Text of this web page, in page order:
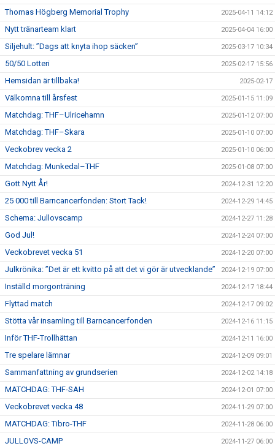
Thomas Högberg Memorial Trophy 2025-04-11 14:12
Nytt tränarteam klart 2025-04-04 16:00
Siljehult: ”Dags att knyta ihop säcken” 2025-03-17 10:34
50/50 Lotteri 2025-02-17 15:56
Hemsidan är tillbaka! 2025-02-17
Välkomna till årsfest 2025-01-15 11:09
Matchdag: THF–Ulricehamn 2025-01-12 07:00
Matchdag: THF–Skara 2025-01-10 07:00
Veckobrev vecka 2 2025-01-10 06:00
Matchdag: Munkedal–THF 2025-01-08 07:00
Gott Nytt År! 2024-12-31 12:20
25 000 till Barncancerfonden: Stort Tack! 2024-12-29 14:45
Schema: Jullovscamp 2024-12-27 11:28
God Jul! 2024-12-24 07:00
Veckobrevet vecka 51 2024-12-20 07:00
Julkrönika: ”Det är ett kvitto på att det vi gör är utvecklande” 2024-12-19 07:00
Inställd morgonträning 2024-12-17 18:44
Flyttad match 2024-12-17 09:02
Stötta vår insamling till Barncancerfonden 2024-12-16 11:15
Inför THF-Trollhättan 2024-12-11 16:00
Tre spelare lämnar 2024-12-09 09:01
Sammanfattning av grundserien 2024-12-02 14:18
MATCHDAG: THF-SAH 2024-12-01 07:00
Veckobrevet vecka 48 2024-11-29 07:00
MATCHDAG: Tibro-THF 2024-11-28 06:00
JULLOVS-CAMP 2024-11-27 06:00